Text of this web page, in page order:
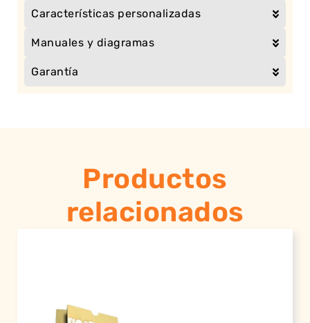
Características personalizadas
Manuales y diagramas
Garantía
Productos
relacionados